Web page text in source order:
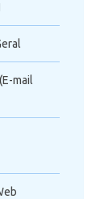
mail